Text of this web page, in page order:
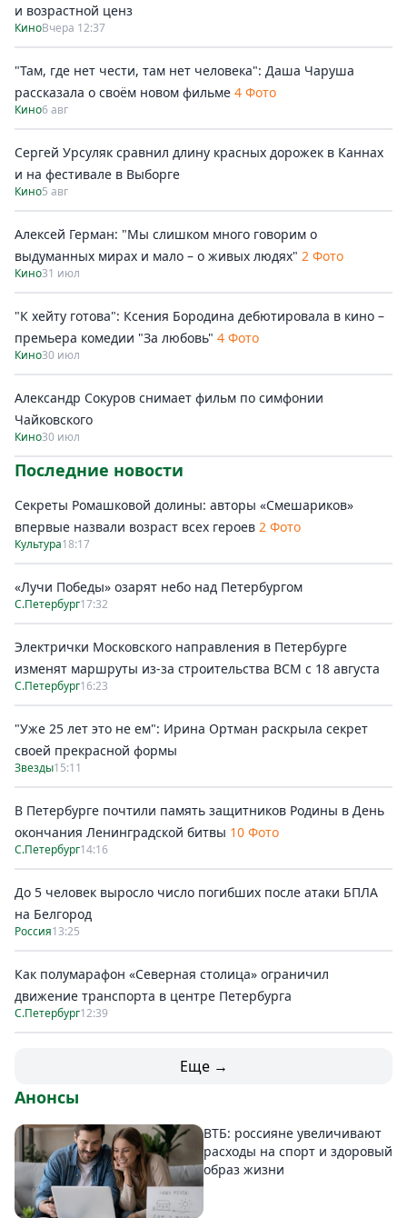
и возрастной ценз
КиноВчера 12:37
"Там, где нет чести, там нет человека": Даша Чаруша
рассказала о своём новом фильме 4 Фото
Кино6 авг
Сергей Урсуляк сравнил длину красных дорожек в Каннах
и на фестивале в Выборге
Кино5 авг
Алексей Герман: "Мы слишком много говорим о
выдуманных мирах и мало – о живых людях" 2 Фото
Кино31 июл
"К хейту готова": Ксения Бородина дебютировала в кино –
премьера комедии "За любовь" 4 Фото
Кино30 июл
Александр Сокуров снимает фильм по симфонии
Чайковского
Кино30 июл
Последние новости
Секреты Ромашковой долины: авторы «Смешариков»
впервые назвали возраст всех героев 2 Фото
Культура18:17
«Лучи Победы» озарят небо над Петербургом
С.Петербург17:32
Электрички Московского направления в Петербурге
изменят маршруты из-за строительства ВСМ с 18 августа
С.Петербург16:23
"Уже 25 лет это не ем": Ирина Ортман раскрыла секрет
своей прекрасной формы
Звезды15:11
В Петербурге почтили память защитников Родины в День
окончания Ленинградской битвы 10 Фото
С.Петербург14:16
До 5 человек выросло число погибших после атаки БПЛА
на Белгород
Россия13:25
Как полумарафон «Северная столица» ограничил
движение транспорта в центре Петербурга
С.Петербург12:39
Еще →
Анонсы
ВТБ: россияне увеличивают
расходы на спорт и здоровый
образ жизни